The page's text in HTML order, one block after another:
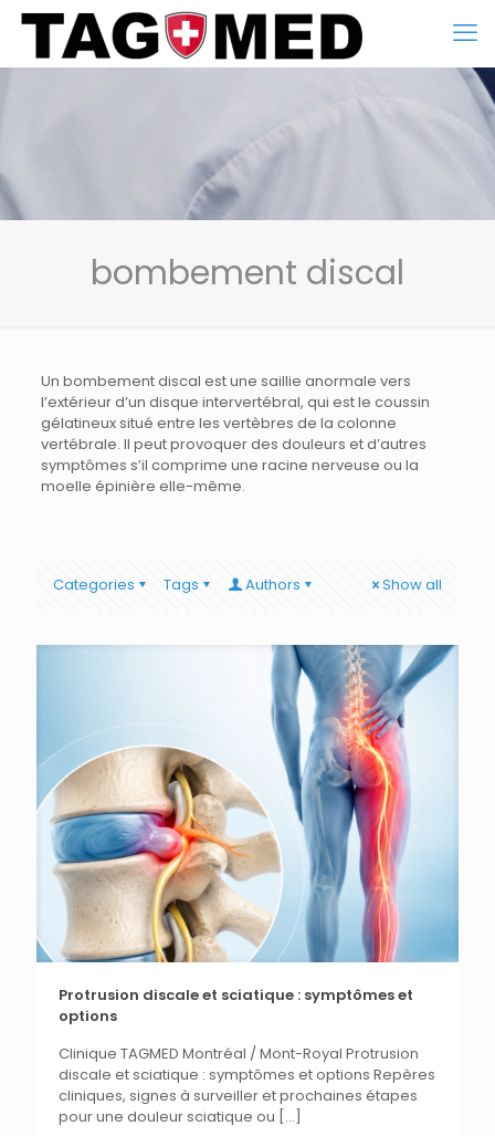
bombement discal
Un bombement discal est une saillie anormale vers
l’extérieur d’un disque intervertébral, qui est le coussin
gélatineux situé entre les vertèbres de la colonne
vertébrale. Il peut provoquer des douleurs et d’autres
symptômes s’il comprime une racine nerveuse ou la
moelle épinière elle-même.
Categories Tags Authors Show all
Protrusion discale et sciatique : symptômes et
options
Clinique TAGMED Montréal / Mont-Royal Protrusion
discale et sciatique : symptômes et options Repères
cliniques, signes à surveiller et prochaines étapes
pour une douleur sciatique ou […]